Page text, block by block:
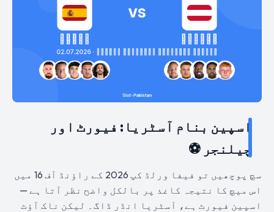
اسپین بنام آسٹریا: فیورٹ اور
چیلنجر ⚽
سچ پوچھیں تو فیفا ورلڈ کپ 2026 کے راؤنڈ آف 16 میں
اس میچ کا نتیجہ کاغذ پر بالکل واضح نظر آتا ہے —
اسپین فیورٹ ہے، آسٹریا انڈر ڈاگ۔ لیکن ناک آؤٹ